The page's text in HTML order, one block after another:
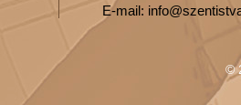
E-mail:
©